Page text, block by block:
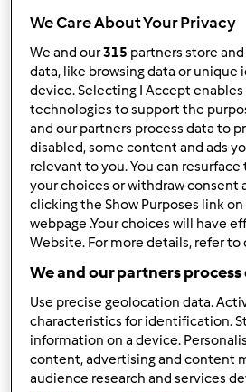
Obserwuj Block
Aleksandraza
Aktualna liczba punktów
Który model Thermomix ®
tm6
Najlepszy przepis
Ciasto kruche miodowe do
Najczęściej komentowany
We Care About Your Privacy
We and our315 partners store and
data, like browsing data or unique
device. Selecting I Accept
technologies to support the
and our partners process data to
disabled, some content and ads
relevant to you. You can
your choices or withdraw consent
clicking the Show Purposes link
webpage .Your choices will have
Website. For more details, refer to
We and our partners
Use precise geolocation data.
characteristics for identification.
information on a device.
content, advertising and content
audience research and services